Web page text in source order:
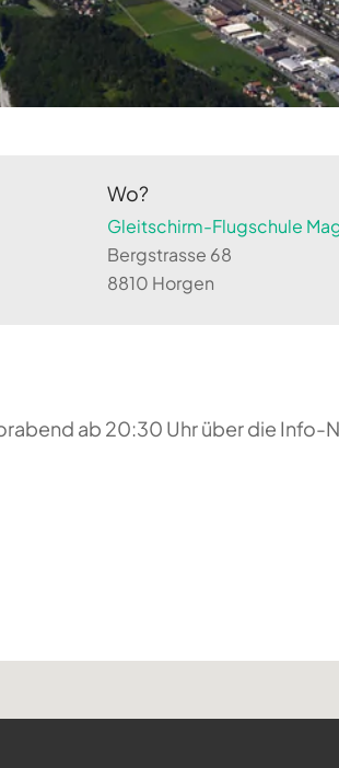
Wo?
Gleitschirm-Flugschule
Bergstrasse 68
8810 Horgen
ab 20:30 Uhr über die Info-